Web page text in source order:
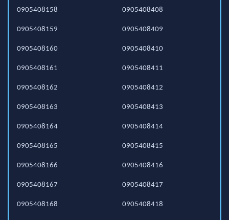
0905408158
0905408159
0905408160
0905408161
0905408162
0905408163
0905408164
0905408165
0905408166
0905408167
0905408168
0905408408
0905408409
0905408410
0905408411
0905408412
0905408413
0905408414
0905408415
0905408416
0905408417
0905408418